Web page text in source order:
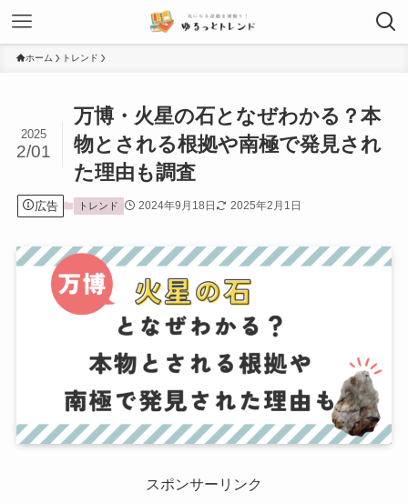
ホーム トレンド
万博・火星の石となぜわかる？本
物とされる根拠や南極で発見され
た理由も調査
2025
2/01
広告 トレンド 2024年9月18日 2025年2月1日
スポンサーリンク